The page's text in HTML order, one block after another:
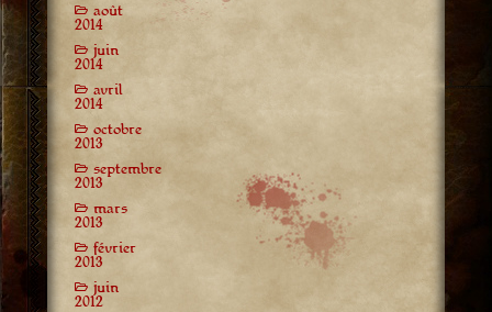
août
2014
juin
2014
avril
2014
octobre
2013
septembre
2013
mars
2013
février
2013
juin
2012